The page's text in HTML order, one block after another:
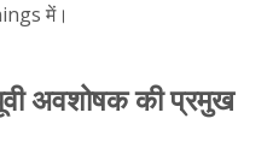
में।
अवशोषक की प्रमुख